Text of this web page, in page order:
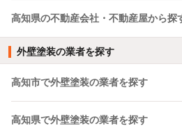
高知県の不動産会社・不動産屋から探
外壁塗装の業者を探す
高知市で外壁塗装の業者を探す
高知県で外壁塗装の業者を探す